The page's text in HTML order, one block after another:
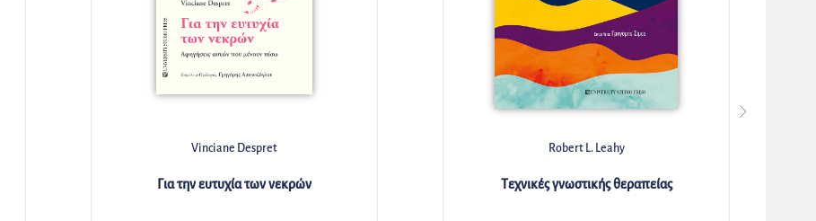
Robert L. Leahy
Τεχνικές γνωστικής θεραπείας
Jessica Benjamin
Τα δεσμά του έρωτα